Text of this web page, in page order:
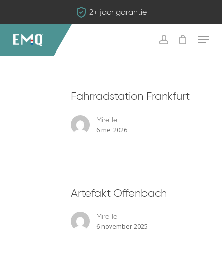
content
Menu
Frankfurt
Fahrradstation Frankfurt
Mireille
6 mei 2026
Offenbach
Artefakt Offenbach
Mireille
6 november 2025